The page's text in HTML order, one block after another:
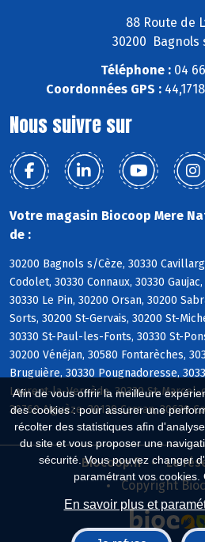
Afin de vous offrir la meilleure
des cookies : pour assurer une
récolter des statistiques afin
du site et vous proposer une
sécurité. Vous pouvez changer
paramétrant vos cookies.
En savoir plus et
88 Route de
30200 Bagnols
Téléphone :04 66
Coordonnées GPS :
Nous suivre sur
Votre magasin Biocoop Mere
de :
30200 Bagnols s/Cèze, 30330
Codolet, 30330 Connaux, 30330
30330 Le Pin, 30200 Orsan, 30200
Sorts, 30200 St-Gervais, 30200 St-
30330 St-Paul-les-Fonts, 30330 St-
30200 Vénéjan, 30580 Fontarèches,
Bruguière, 30330 Pougnadoresse,
Laurent-la-Vernède, 30330 St-
30760 Aiguèze, 30130 Carsan, 30630
Biocoop.fr
Le
Copyright